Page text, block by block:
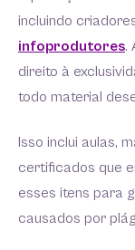
incluindo
infoprodutores.
direito à
todo material
Isso inclui aulas,
certificados que
esses itens para
causados por